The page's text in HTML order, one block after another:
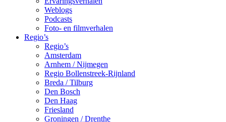
Weblogs
Podcasts
Foto- en filmverhalen
Regio’s
Regio’s
Amsterdam
Arnhem / Nijmegen
Regio Bollenstreek-Rijnland
Breda / Tilburg
Den Bosch
Den Haag
Friesland
Groningen / Drenthe